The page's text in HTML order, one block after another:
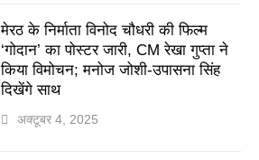
मेरठ के निर्माता विनोद चौधरी की फिल्म
‘गोदान’ का पोस्टर जारी, CM रेखा गुप्ता ने
किया विमोचन; मनोज जोशी-उपासना सिंह
दिखेंगे साथ
अक्टूबर 4, 2025